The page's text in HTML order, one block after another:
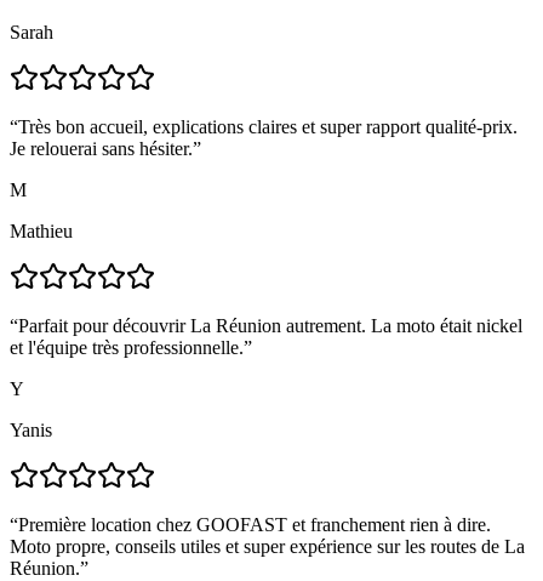
Sarah
“Très bon accueil, explications claires et super rapport qualité-prix.
Je relouerai sans hésiter.”
M
Mathieu
“Parfait pour découvrir La Réunion autrement. La moto était nickel
et l'équipe très professionnelle.”
Y
Yanis
“Première location chez GOOFAST et franchement rien à dire.
Moto propre, conseils utiles et super expérience sur les routes de La
Réunion.”